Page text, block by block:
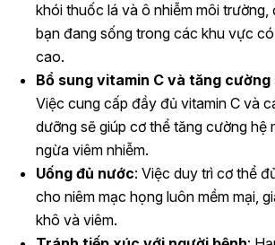
khói thuốc lá và ô nhiễm môi trường,
bạn đang sống trong các khu vực
cao.
Bổ sung vitamin C và tăng
Việc cung cấp đầy đủ vitamin C và
dưỡng sẽ giúp cơ thể tăng cường hệ
ngừa viêm nhiễm.
Uống đủ nước: Việc duy trì cơ thể
cho niêm mạc họng luôn mềm mại,
khô và viêm.